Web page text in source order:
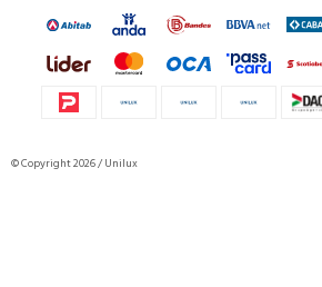
© Copyright 2026 / Unilux